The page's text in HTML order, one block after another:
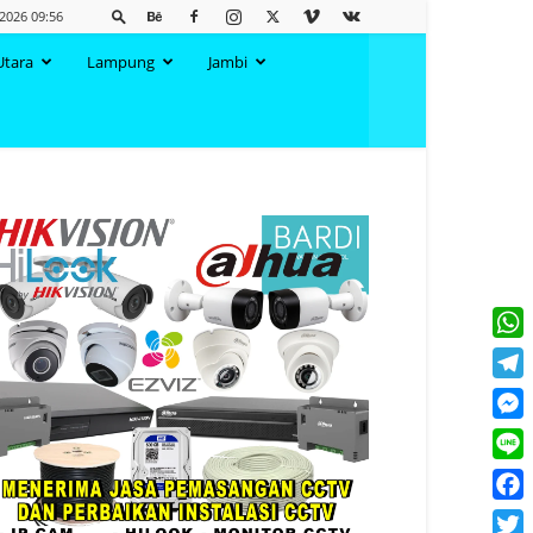
09:56
Lampung Jambi
Line